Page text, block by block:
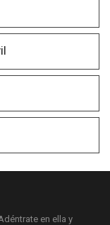
en ella y